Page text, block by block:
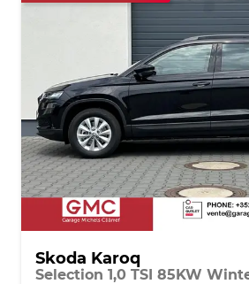
Skoda Karoq
Selection 1,0 TSI 85KW